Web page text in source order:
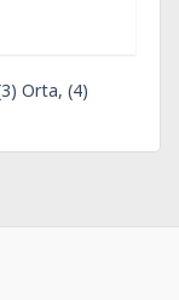
Orta, (4)